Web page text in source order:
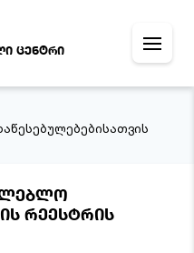
ცენტრი
რეესტრის